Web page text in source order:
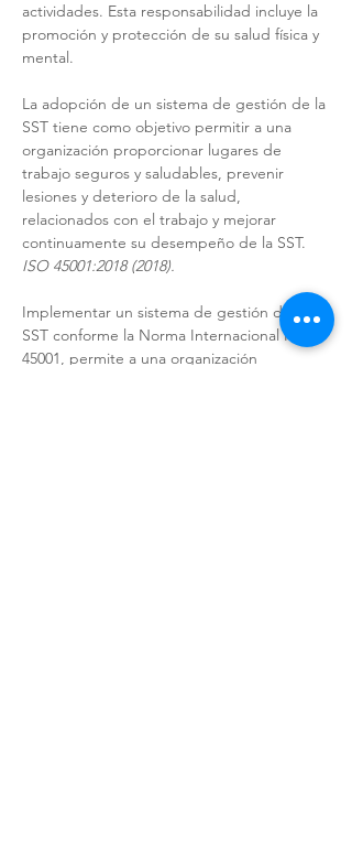
actividades. Esta responsabilidad incluye la
promoción y protección de su salud física y
mental.
La adopción de un sistema de gestión de la
SST tiene como objetivo permitir a una
organización proporcionar lugares de
trabajo seguros y saludables, prevenir
lesiones y deterioro de la salud,
relacionados con el trabajo y mejorar
continuamente su desempeño de la SST.
ISO 45001:2018 (2018).
Implementar un sistema de gestión de la
SST conforme la Norma Internacional ISO
45001, permite a una organización